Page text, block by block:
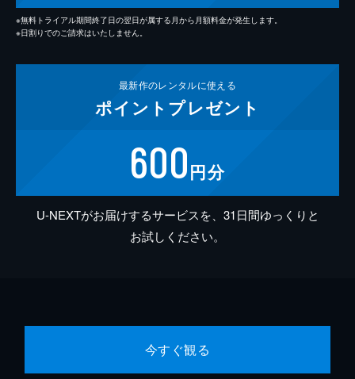
※無料トライアル期間終了日の翌日が属する月から月額料金が発生します。
※日割りでのご請求はいたしません。
最新作のレンタルに使える
ポイント プレゼント
600円分
U-NEXTがお届けするサービスを、31日間ゆっくりと
お試しください。
今すぐ観る